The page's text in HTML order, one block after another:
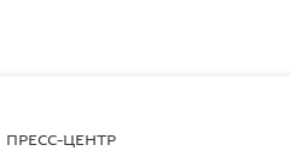
ПРЕСС-ЦЕНТР